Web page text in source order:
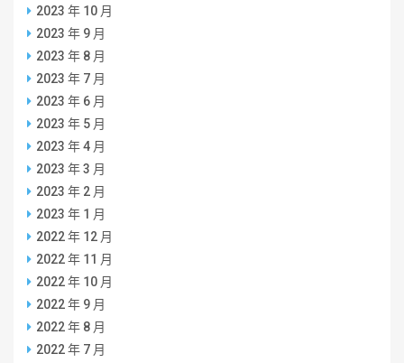
2023 年 10 月
2023 年 9 月
2023 年 8 月
2023 年 7 月
2023 年 6 月
2023 年 5 月
2023 年 4 月
2023 年 3 月
2023 年 2 月
2023 年 1 月
2022 年 12 月
2022 年 11 月
2022 年 10 月
2022 年 9 月
2022 年 8 月
2022 年 7 月